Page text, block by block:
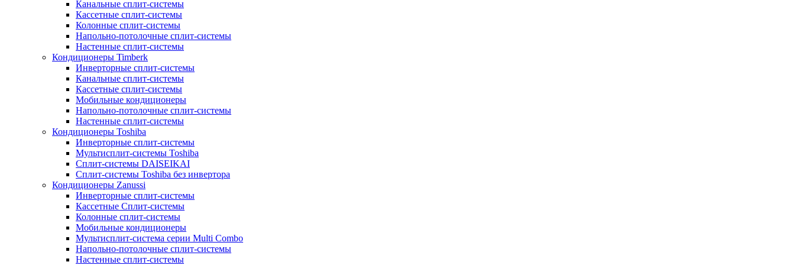
Канальные сплит-системы
Кассетные сплит-системы
Колонные сплит-системы
Напольно-потолочные сплит-системы
Настенные сплит-системы
Кондиционеры Timberk
Инверторные сплит-системы
Канальные сплит-системы
Кассетные сплит-системы
Мобильные кондиционеры
Напольно-потолочные сплит-системы
Настенные сплит-системы
Кондиционеры Toshiba
Инверторные сплит-системы
Мультисплит-системы Toshiba
Сплит-системы DAISEIKAI
Сплит-системы Toshiba без инвертора
Кондиционеры Zanussi
Инверторные сплит-системы
Кассетные Сплит-системы
Колонные сплит-системы
Мобильные кондиционеры
Мультисплит-система серии Multi Combo
Напольно-потолочные сплит-системы
Настенные сплит-системы